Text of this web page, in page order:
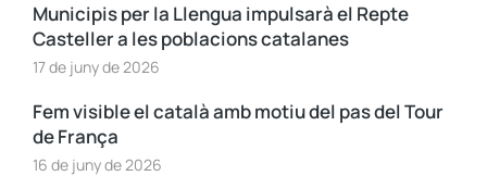
Municipis per la Llengua impulsarà el Repte
Casteller a les poblacions catalanes
17 de juny de 2026
Fem visible el català amb motiu del pas del Tour
de França
16 de juny de 2026